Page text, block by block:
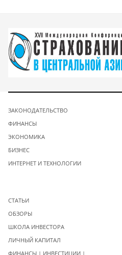
ЗАКОНОДАТЕЛЬСТВО
ФИНАНСЫ
ЭКОНОМИКА
БИЗНЕС
ИНТЕРНЕТ И ТЕХНОЛОГИИ
СТАТЬИ
ОБЗОРЫ
ШКОЛА ИНВЕСТОРА
ЛИЧНЫЙ КАПИТАЛ
ФИНАНСЫ | ИНВЕСТИЦИИ |